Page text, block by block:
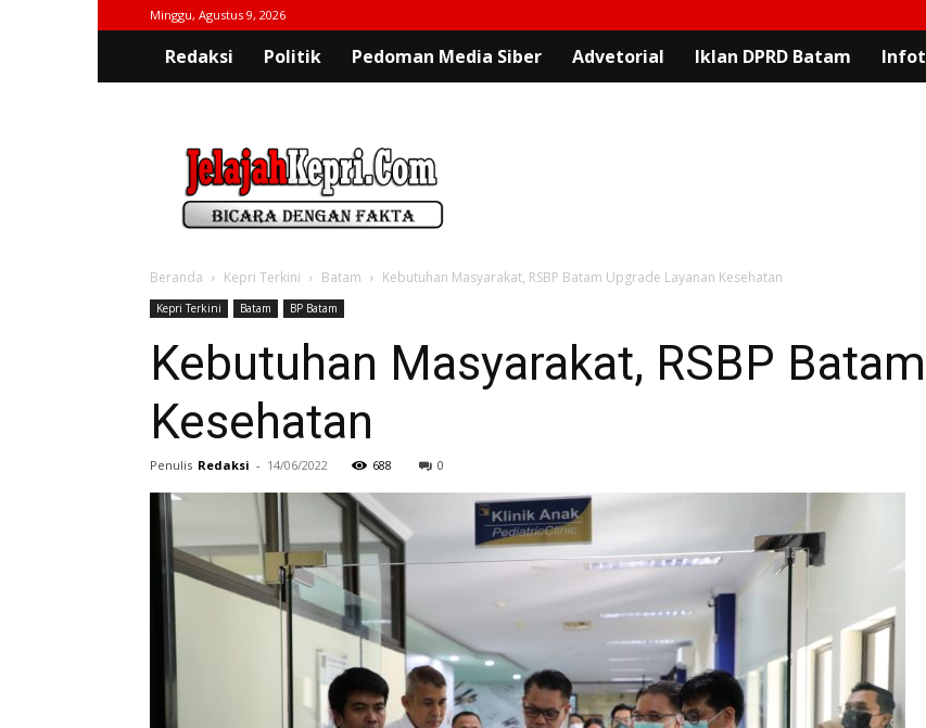
Minggu, Agustus 9, 2026
Redaksi Politik Pedoman Media Siber Advetorial Iklan DPRD Batam
Beranda Kepri Terkini Batam Kebutuhan Masyarakat, RSBP Batam Upgrade Layanan Kesehatan
Kepri Terkini Batam BP Batam
Kebutuhan Masyarakat, RSBP
Kesehatan
Penulis Redaksi - 14/06/2022 688 0